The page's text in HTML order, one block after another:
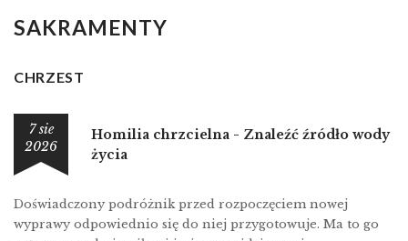
SAKRAMENTY
CHRZEST
7 sie
2026
Homilia chrzcielna - Znaleźć źródło wody
życia
Doświadczony podróżnik przed rozpoczęciem nowej
wyprawy odpowiednio się do niej przygotowuje. Ma to go